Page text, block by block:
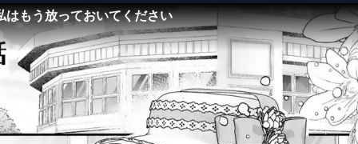
はもう放っておいてください